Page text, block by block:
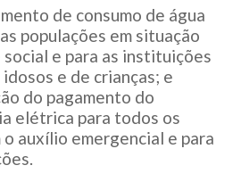
de consumo de água
populações em situação
e para as instituições
e de crianças; e
do pagamento do
elétrica para todos os
auxílio emergencial e para